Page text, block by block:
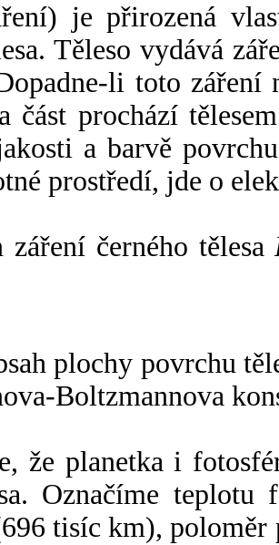
je přirozená
Těleso vydává
li toto záření
část prochází
a barvě
prostředí, jde o
záření černého tělesa
plochy povrchu
Boltzmannova
že planetka i
Označíme
tisíc km),